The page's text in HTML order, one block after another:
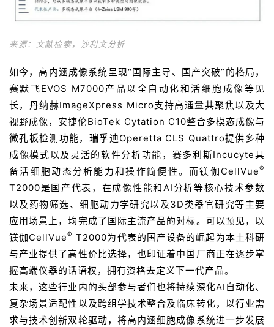
首
页
药
资
讯
视
来源：文献检索，沙利文分析
如今，高内涵成像系统呈现“国际主导、国产突破”的格局，
赛默飞EVOS M7000产品以全自动化和活细胞成像等见
长，丹纳赫ImageXpress Micro支持高通量共聚焦以及大
视野成像，安捷伦BioTek Cytation C10整合多模态成像与
微孔板检测功能，瑞孚迪Operetta CLS Quattro提供多种
成像模式以及灵活的软件分析功能，赛多利斯Incucyte具
备活细胞动态分析能力和操作简便性。而镁伽CellVue®
T2000是国产代表，在成像性能和AI分析等核心技术参数
以及药物筛选、细胞动力学研究以及3D类器官研究等主要
应用场景上，均完成了国际主流产品的对标。可以预见，以
镁伽CellVue® T2000为代表的国产设备的崛起为本土科研
与产业提供了高性价比选择，也印证着中国厂商正在逐步掌
握高端仪器的话语权，拥有资格去定义下一代产品。
未来，这些行业内的头部参与者们也将持续深化AI自动化、
复杂场景适配性以及跨组学技术整合及临床转化，以行业需
求与技术创新双轮驱动，将高内涵细胞成像系统进一步发展